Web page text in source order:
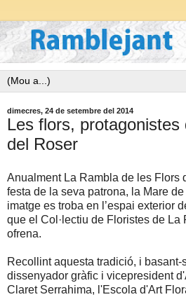
dimecres, 24 de setembre del 2014
Les flors,
del Roser
Anualment La Rambla de les Flors
festa de la seva patrona, la Mare
imatge es troba en l’espai exterior
que el Col·lectiu de Floristes de
ofrena.
Recollint aquesta tradició, i basant-
dissenyador gràfic i vicepresident
Claret Serrahima, l'Escola d'Art